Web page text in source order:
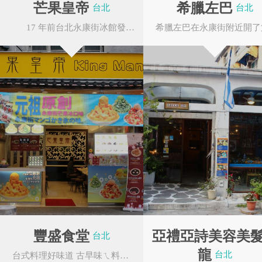
金門民宿旅遊發展
協會
台北市重南書街促
進會
捷運MRT－搭乘文湖
東門站或公車至永康
可到東門站下車，或
前往。
松山新店線可到古亭
芒果皇帝 台北
17 年前台北永康街冰館發明了芒果冰，讓芒果冰成為台灣代表食物之一，更被 CNN ...
希臘左巴 台北
豐盛食堂 台北
台式料理好味道 古早味ㄟ料理，樸實食材烹好料 有阿嬤ㄟ滋味，服務 — 態度親切，...
亞禮亞詩美容美
龍 台北